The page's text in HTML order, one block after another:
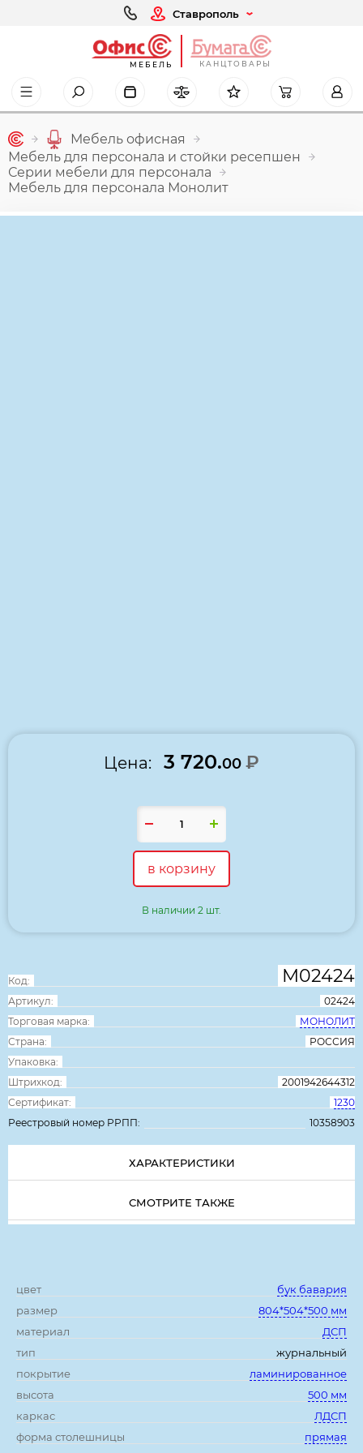
Ставрополь
МЕБЕЛЬ КАНЦТОВАРЫ
Мебель офисная
Мебель для персонала и стойки ресепшен
Серии мебели для персонала
Мебель для персонала Монолит
Код: М02424
Артикул:
02424
Торговая марка:
МОНОЛИТ
Страна:
РОССИЯ
Упаковка:
Штрихкод:
2001942644312
Сертификат:
1230
Реестровый номер РРПП:
10358903
Цена: 3 720.00 ₽
в корзину
В наличии 2 шт.
ХАРАКТЕРИСТИКИ
СМОТРИТЕ ТАКЖЕ
цвет
бук бавария
размер
804*504*500 мм
материал
ДСП
тип
журнальный
покрытие
ламинированное
высота
500 мм
каркас
ЛДСП
форма столешницы
прямая